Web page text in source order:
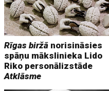
Rīgas biržā norisināsies
spāņu mākslinieka Lido
Riko personālizstāde
Atklāsme